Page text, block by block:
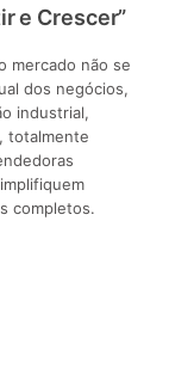
e Crescer”
mercado não se
dos negócios,
industrial,
totalmente
completos.